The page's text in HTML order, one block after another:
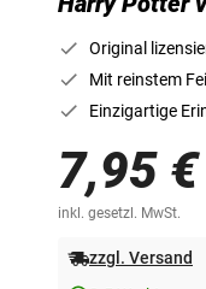
Original
Mit reinstem
Einzigartige
7,95 €
inkl. gesetzl. MwSt.
zzgl. Versand